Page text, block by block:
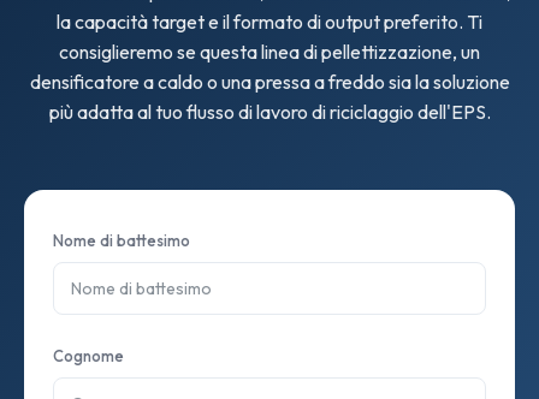
la capacità target e il formato di output preferito. Ti
consiglieremo se questa linea di pellettizzazione, un
densificatore a caldo o una pressa a freddo sia la soluzione
più adatta al tuo flusso di lavoro di riciclaggio dell'EPS.
Nome di battesimo
Cognome